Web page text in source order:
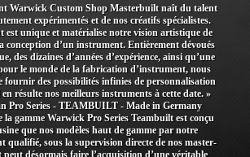
Warwick Custom Shop Masterbuilt naît du talent
expérimentés et de nos créatifs spécialistes.
est unique et matérialise notre vision artistique de
conception d’un instrument. Entièrement dévoués
des dizaines d’années d’expérience, ainsi qu’une
le monde de la fabrication d’instrument, nous
fournir des possibilités infinies de personnalisation
résulte nos meilleurs instruments à cette date. »
Pro Series - TEAMBUILT - Made in Germany
gamme Warwick Pro Series Teambuilt est conçu
que nos modèles haut de gamme par notre
qualifié, sous la supervision directe de nos master-
désormais faire l’acquisition d’une véritable